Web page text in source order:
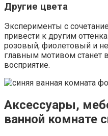
Другие цвета
Эксперименты с
привести к другим
розовый, фиолетовый и
главным мотивом станет
восприятие.
Аксессуары,
ванной комнате